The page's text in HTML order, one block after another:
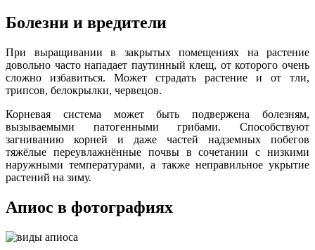
Болезни и вредители
При выращивании в закрытых помещениях на растение
довольно часто нападает паутинный клещ, от которого очень
сложно избавиться. Может страдать растение и от тли,
трипсов, белокрылки, червецов.
Корневая система может быть подвержена болезням,
вызываемыми патогенными грибами. Способствуют
загниванию корней и даже частей надземных побегов
тяжёлые переувлажнённые почвы в сочетании с низкими
наружными температурами, а также неправильное укрытие
растений на зиму.
Апиос в фотографиях